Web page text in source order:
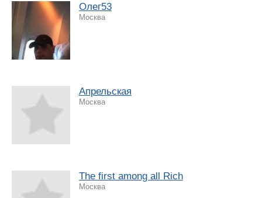
Олег53
Москва
Апрельская
Москва
The first among all Rich
Москва